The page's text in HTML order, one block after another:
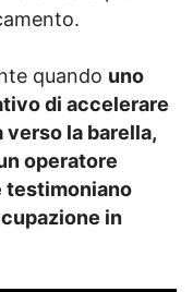
quando uno
di accelerare
la barella,
operatore
testimoniano
in